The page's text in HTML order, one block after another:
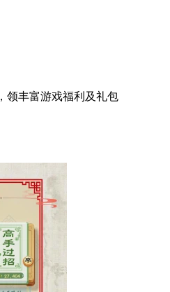
，领丰富游戏福利 及礼包